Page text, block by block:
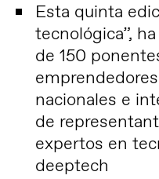
Esta quinta
tecnológica”,
de 150
nacionales e
de
expertos en
deeptech